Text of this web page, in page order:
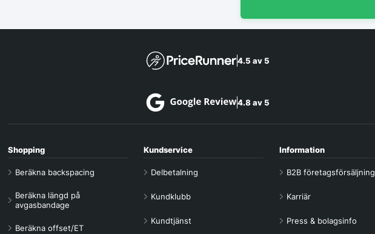
4.5 av 5
4.8 av 5
Shopping
Beräkna backspacing
Beräkna längd på
avgasbandage
Beräkna offset/ET
Kundservice
Delbetalning
Kundklubb
Kundtjänst
Information
B2B företagsförsäljning
Karriär
Press & bolagsinfo